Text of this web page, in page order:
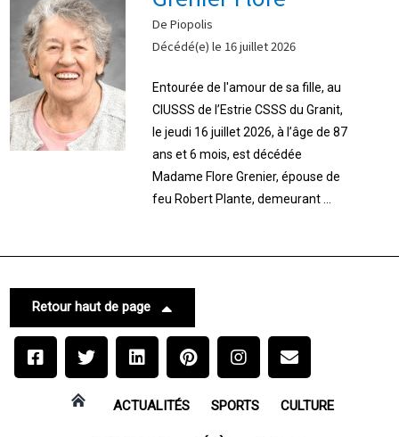
De Piopolis
Décédé(e) le 16 juillet 2026
Entourée de l'amour de sa fille, au
CIUSSS de l’Estrie CSSS du Granit,
le jeudi 16 juillet 2026, à l’âge de 87
ans et 6 mois, est décédée
Madame Flore Grenier, épouse de
feu Robert Plante, demeurant ...
Retour haut de page
ACTUALITÉS SPORTS CULTURE